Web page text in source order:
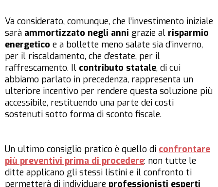
Va considerato, comunque, che l’investimento iniziale
sarà ammortizzato negli anni grazie al risparmio
energetico e a bollette meno salate sia d’inverno,
per il riscaldamento, che d’estate, per il
raffrescamento. Il contributo statale, di cui
abbiamo parlato in precedenza, rappresenta un
ulteriore incentivo per rendere questa soluzione più
accessibile, restituendo una parte dei costi
sostenuti sotto forma di sconto fiscale.
Un ultimo consiglio pratico è quello di confrontare
più preventivi prima di procedere: non tutte le
ditte applicano gli stessi listini e il confronto ti
permetterà di individuare professionisti esperti